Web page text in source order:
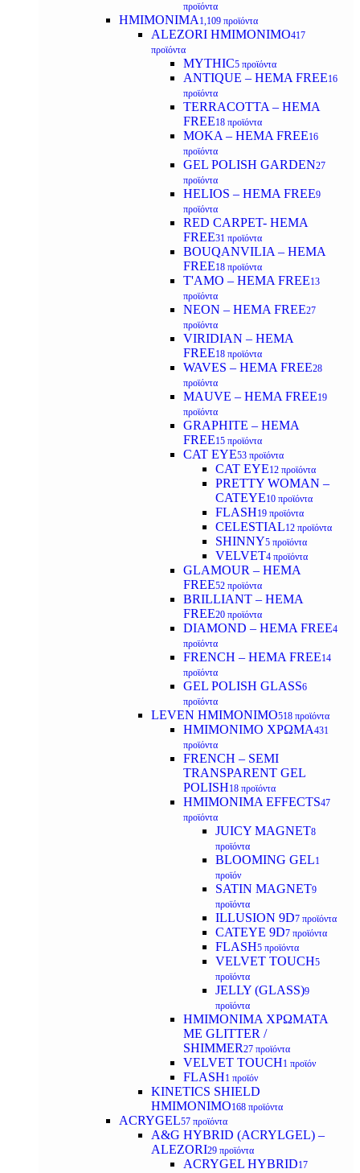
προϊόντα
ΗΜΙΜΟΝΙΜΑ 1,109 προϊόντα
ALEZORI ΗΜΙΜΟΝΙΜΟ417
προϊόντα
MYTHIC5 προϊόντα
ANTIQUE – HEMA FREE16
προϊόντα
TERRACOTTA – HEMA
FREE18 προϊόντα
MOKA – HEMA FREE16
προϊόντα
GEL POLISH GARDEN27
προϊόντα
HELIOS – HEMA FREE9
προϊόντα
RED CARPET- HEMA
FREE31 προϊόντα
BOUQANVILIA – HEMA
FREE18 προϊόντα
T'AMO – HEMA FREE13
προϊόντα
NEON – HEMA FREE27
προϊόντα
VIRIDIAN – HEMA
FREE18 προϊόντα
WAVES – HEMA FREE28
προϊόντα
MAUVE – HEMA FREE19
προϊόντα
GRAPHITE – HEMA
FREE15 προϊόντα
CAT EYE53 προϊόντα
CAT EYE12 προϊόντα
PRETTY WOMAN –
CATEYE10 προϊόντα
FLASH19 προϊόντα
CELESTIAL12 προϊόντα
SHINNY5 προϊόντα
VELVET4 προϊόντα
GLAMOUR – HEMA
FREE52 προϊόντα
BRILLIANT – HEMA
FREE20 προϊόντα
DIAMOND – HEMA FREE4
προϊόντα
FRENCH – HEMA FREE14
προϊόντα
GEL POLISH GLASS6
προϊόντα
LEVEN ΗΜΙΜΟΝΙΜΟ518 προϊόντα
ΗΜΙΜΟΝΙΜΟ ΧΡΩΜΑ431
προϊόντα
FRENCH – SEMI
TRANSPARENT GEL
POLISH18 προϊόντα
HMIMONIMA EFFECTS47
προϊόντα
JUICY MAGNET8
προϊόντα
BLOOMING GEL1
προϊόν
SATIN MAGNET9
προϊόντα
ILLUSION 9D7 προϊόντα
CATEYE 9D7 προϊόντα
FLASH5 προϊόντα
VELVET TOUCH5
προϊόντα
JELLY (GLASS)9
προϊόντα
ΗΜΙΜΟΝΙΜA ΧΡΩΜΑΤΑ
ΜΕ GLITTER /
SHIMMER27 προϊόντα
VELVET TOUCH1 προϊόν
FLASH1 προϊόν
KINETICS SHIELD
ΗΜΙΜΟΝΙΜΟ168 προϊόντα
ACRYGEL57 προϊόντα
A&G HYBRID (ACRYLGEL) –
ALEZORI29 προϊόντα
ACRYGEL HYBRID17